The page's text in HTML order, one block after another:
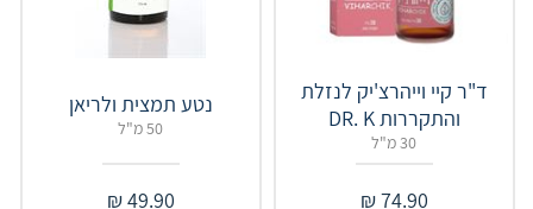
ד"ר קיי וייהרצ'יק לנזלת
והתקררות DR. K
30 מ"ל
74.90
₪
נטע תמצית ולריאן
50 מ"ל
49.90
₪